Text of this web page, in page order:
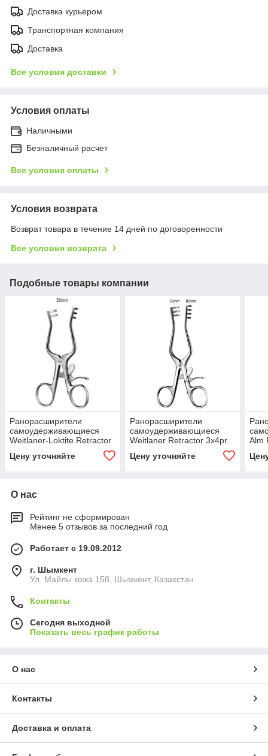
Доставка курьером
Транспортная компания
Доставка
Все условия доставки
Условия оплаты
Наличными
Безналичный расчет
Все условия оплаты
Условия возврата
Возврат товара в течение 14 дней по договоренности
Все условия возврата
Подобные товары компании
Ранорасширители
самоудерживающиеся
Weitlaner-Loktite Retractor
Цену уточняйте
Ранорасширители
самоудерживающиеся
Weitlaner Retractor 3x4pr.
Цену уточняйте
Alm
О нас
Рейтинг не сформирован
Менее 5 отзывов за последний год
Работает с 19.09.2012
г. Шымкент
Ул. Майлы кожа 158, Шымкент, Казахстан
Контакты
Сегодня выходной
Показать весь график работы
О нас
Контакты
Доставка и оплата